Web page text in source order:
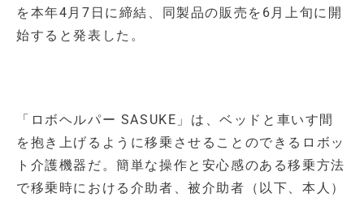
を本年4月7日に締結、同製品の販売を6月上旬に開
始すると発表した。
「ロボヘルパー SASUKE」は、ベッドと車いす間
を抱き上げるように移乗させることのできるロボッ
ト介護機器だ。簡単な操作と安心感のある移乗方法
で移乗時における介助者、被介助者（以下、本人）